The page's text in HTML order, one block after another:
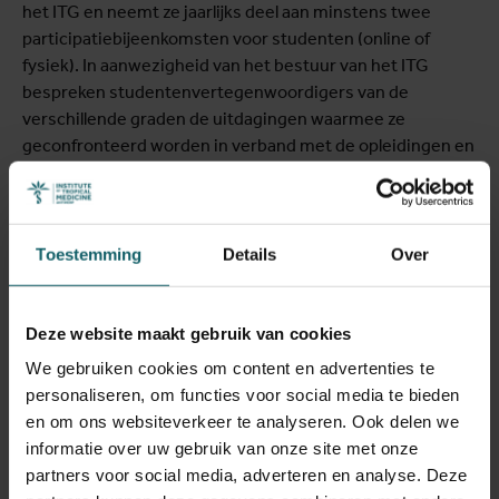
Toestemming Details Over
Deze website maakt gebruik van cookies
We gebruiken cookies om content en advertenties te
personaliseren, om functies voor social media te bieden
en om ons websiteverkeer te analyseren. Ook delen we
informatie over uw gebruik van onze site met onze
partners voor social media, adverteren en analyse. Deze
het ITG en neemt ze jaarlijks deel aan minstens twee
participatiebijeenkomsten voor studenten (online of
fysiek). In aanwezigheid van het bestuur van het ITG
bespreken studentenvertegenwoordigers van de
verschillende graden de uitdagingen waarmee ze
geconfronteerd worden in verband met de opleidingen en
combinatie met haar gedrevenheid en tweetaligheid
(Engels en Frans), haar in staat zal stellen om de functie
van studentenvertegenwoordiger in de Algemene Raad
Als eerste reactie op haar benoeming zegt Christelle:
“Bedankt voor jullie overweldigende
steun! Ik ben enorm gemotiveerd om
de verschillende stemmen van onze